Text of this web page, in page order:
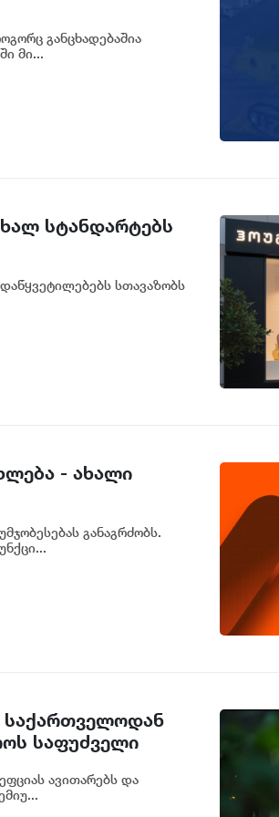
განცხადებაშია
მი...
სტანდარტებს
სთავაზობს
- ახალი
განაგრძობს.
საქართველოდან
საფუძველი
ავითარებს და